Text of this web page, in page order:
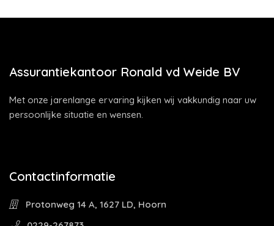
Assurantiekantoor Ronald vd Weide BV
Met onze jarenlange ervaring kijken wij vakkundig naar uw
persoonlijke situatie en wensen.
Contactinformatie
Protonweg 14 A, 1627 LD, Hoorn